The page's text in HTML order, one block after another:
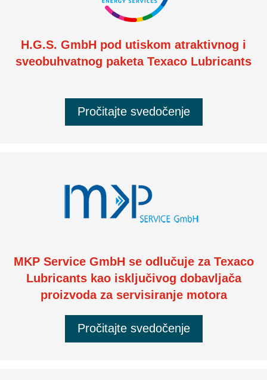
H.G.S. GmbH pod utiskom atraktivnog i
sveobuhvatnog paketa Texaco Lubricants
Pročitajte svedočenje
MKP Service GmbH se odlučuje za Texaco
Lubricants kao isključivog dobavljača
proizvoda za servisiranje motora
Pročitajte svedočenje